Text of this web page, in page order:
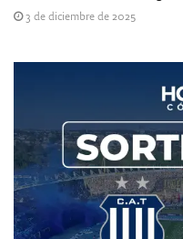
3 de diciembre de 2025